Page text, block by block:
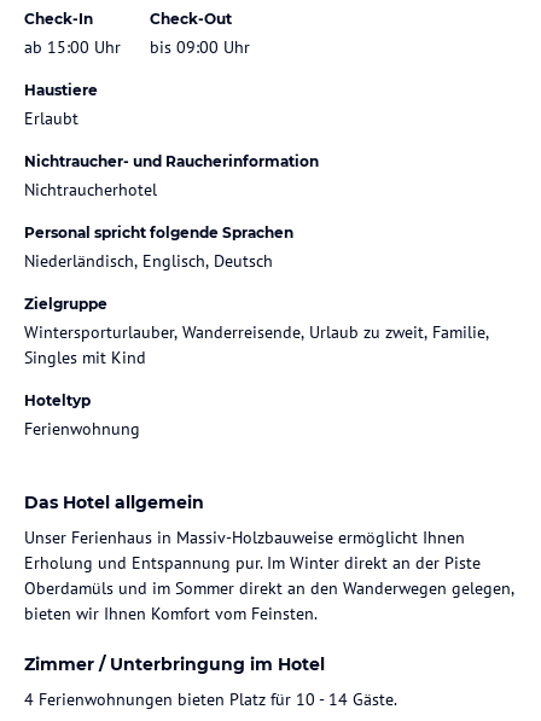
Check-In
ab 15:00 Uhr
Check-Out
bis 09:00 Uhr
Haustiere
Erlaubt
Nichtraucher- und Raucherinformation
Nichtraucherhotel
Personal spricht folgende Sprachen
Niederländisch, Englisch, Deutsch
Zielgruppe
Wintersporturlauber, Wanderreisende, Urlaub zu zweit, Familie,
Singles mit Kind
Hoteltyp
Ferienwohnung
Das Hotel allgemein
Unser Ferienhaus in Massiv-Holzbauweise ermöglicht Ihnen
Erholung und Entspannung pur. Im Winter direkt an der Piste
Oberdamüls und im Sommer direkt an den Wanderwegen gelegen,
bieten wir Ihnen Komfort vom Feinsten.
Zimmer / Unterbringung im Hotel
4 Ferienwohnungen bieten Platz für 10 - 14 Gäste.